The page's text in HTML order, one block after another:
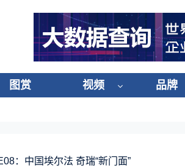
图赏 视频 品牌
：中国埃尔法 奇瑞“新门面”